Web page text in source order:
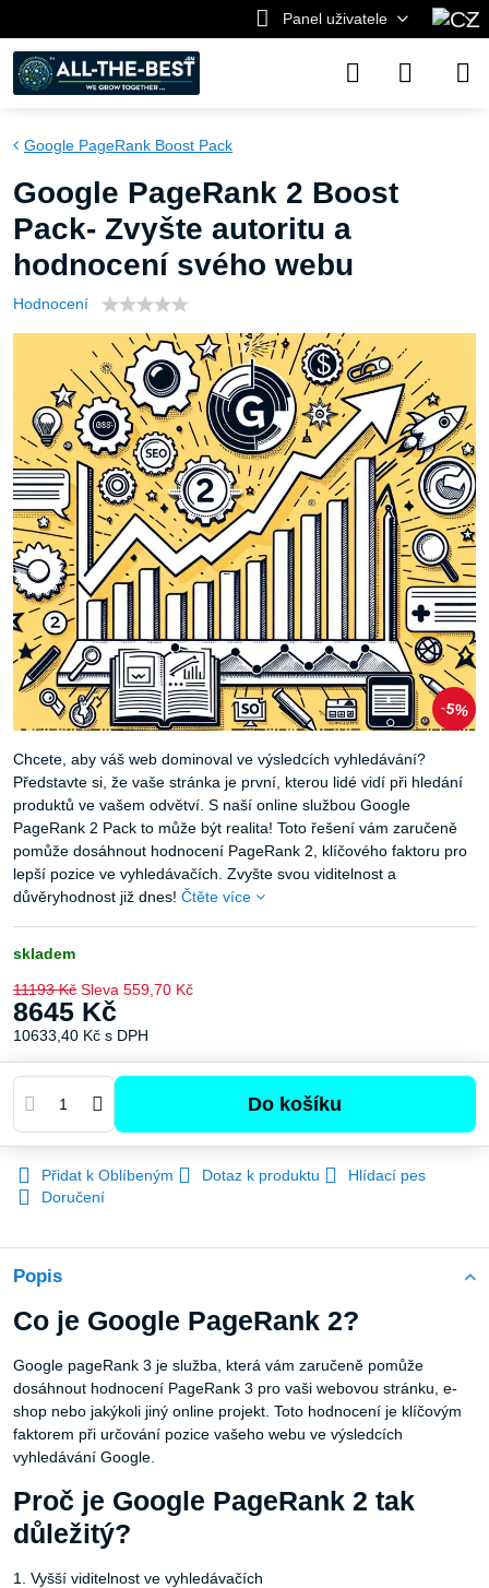
Panel uživatele
5%
Google PageRank Boost Pack
Google PageRank 2 Boost
Pack- Zvyšte autoritu a
hodnocení svého webu
Hodnocení
Chcete, aby váš web dominoval ve výsledcích vyhledávání?
Představte si, že vaše stránka je první, kterou lidé vidí při hledání
produktů ve vašem odvětví. S naší online službou Google
PageRank 2 Pack to může být realita! Toto řešení vám zaručeně
pomůže dosáhnout hodnocení PageRank 2, klíčového faktoru pro
lepší pozice ve vyhledávačích. Zvyšte svou viditelnost a
důvěryhodnost již dnes! Čtěte více
skladem
11193 Kč Sleva 559,70 Kč
8645 Kč
10633,40 Kč s DPH
Do košíku
Přidat k Oblíbeným Dotaz k produktu
Hlídací pes
Doručení
Popis
Co je Google PageRank 2?
Google pageRank 3 je služba, která vám zaručeně pomůže
dosáhnout hodnocení PageRank 3 pro vaši webovou stránku, e-
shop nebo jakýkoli jiný online projekt. Toto hodnocení je klíčovým
faktorem při určování pozice vašeho webu ve výsledcích
vyhledávání Google.
Proč je Google PageRank 2 tak
důležitý?
1. Vyšší viditelnost ve vyhledávačích